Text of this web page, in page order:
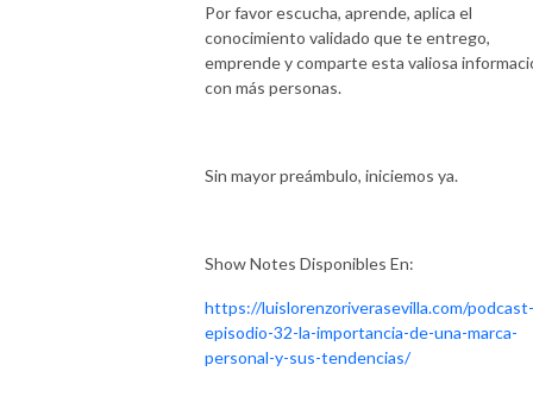
Por favor escucha, aprende, aplica el
conocimiento validado que te entrego,
emprende y comparte esta valiosa
con más personas.
Sin mayor preámbulo, iniciemos ya.
Show Notes Disponibles En:
https://luislorenzoriverasevilla.com/podcast-
episodio-32-la-importancia-de-una-marca-
personal-y-sus-tendencias/